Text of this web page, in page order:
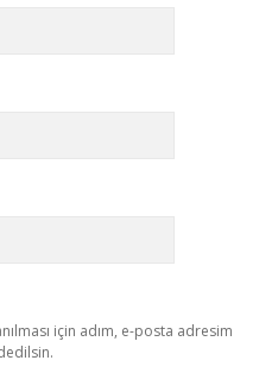
için adım, e-posta adresim